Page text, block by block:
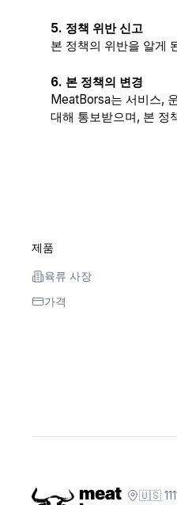
5. 정책 위반 신고
본 정책의 위반을 알게
6. 본 정책의 변경
MeatBorsa는 서비스,
대해 통보받으며, 본 정
제품
육류 사장
가격
🇺🇸